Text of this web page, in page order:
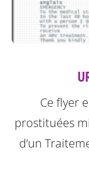
Ce flyer
prostituées
d’un